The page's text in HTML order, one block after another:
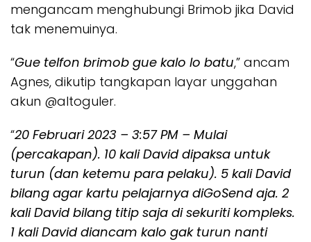
mengancam menghubungi Brimob jika David
tak menemuinya.
“Gue telfon brimob gue kalo lo batu,” ancam
Agnes, dikutip tangkapan layar unggahan
akun @altoguler.
“20 Februari 2023 – 3:57 PM – Mulai
(percakapan). 10 kali David dipaksa untuk
turun (dan ketemu para pelaku). 5 kali David
bilang agar kartu pelajarnya diGoSend aja. 2
kali David bilang titip saja di sekuriti kompleks.
1 kali David diancam kalo gak turun nanti